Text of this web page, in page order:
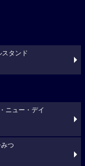
スタンド
ニュー・デイ
つ